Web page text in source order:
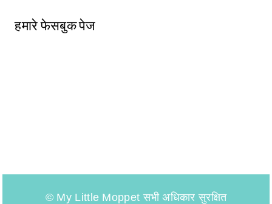
हमारे फेसबुक पेज
© My Little Moppet सभी अधिकार सुरक्षित